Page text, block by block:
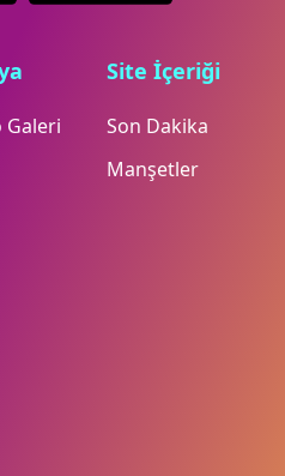
Galeri
Site İçeriği
Son Dakika
Manşetler